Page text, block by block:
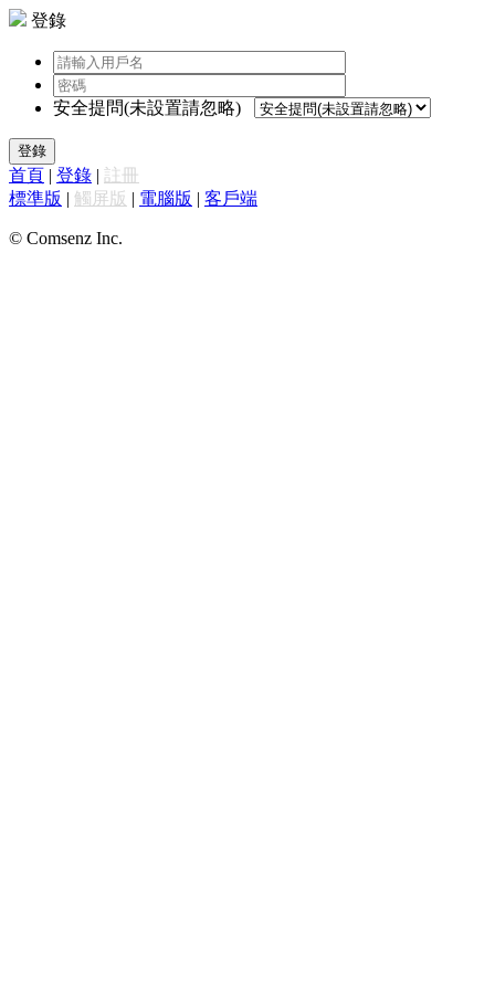
登錄
安全提問(未設置請忽略)
登錄
首頁 | 登錄 | 註冊
標準版 | 觸屏版 | 電腦版 | 客戶端
© Comsenz Inc.